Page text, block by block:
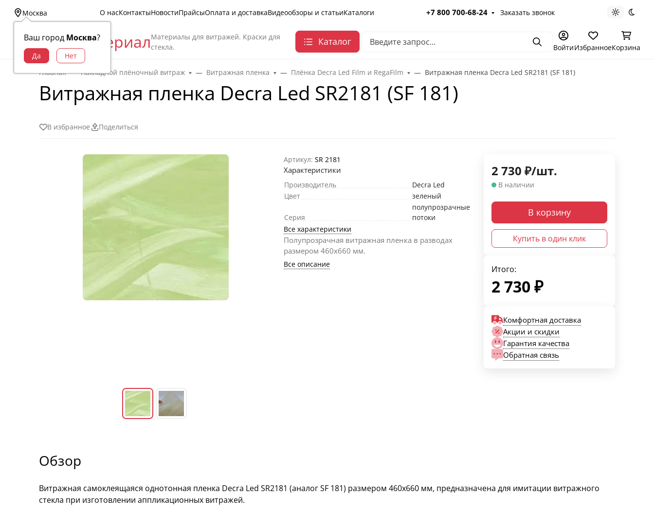
Москва
Ваш город Москва?
О насКонтактыНовостиПрайсыОплата и доставкаВидеообзоры и статьиКаталоги +7 800 700-68-24 Заказать звонок Светлая
Витраж МатериалМатериалы для витражей. Краски для
стекла.
Каталог ПоискВойтиИзбранноеКорзина
Главная Накладной плёночный витраж Витражная пленка Плёнка Decra Led Film и RegaFilm Витражная пленка Decra Led SR2181 (SF 181)
Витражная пленка Decra Led SR2181 (SF 181)
В избранное Поделиться
Артикул: SR 2181
Характеристики
Производитель
Decra Led
Цвет
зеленый
Серия
полупрозрачные
потоки
Все характеристики
Полупрозрачная витражная пленка в разводах
размером 460х660 мм.
Все описание
2 730 ₽/шт.
В наличии
В корзину
Купить в один клик
Итого:
2 730₽
Комфортная доставка
Акции и скидки
Гарантия качества
Обратная связь
Обзор
Витражная самоклеящаяся однотонная пленка Decra Led SR2181 (аналог SF 181) размером 460х660 мм, предназначена для имитации витражного
стекла при изготовлении аппликационных витражей.